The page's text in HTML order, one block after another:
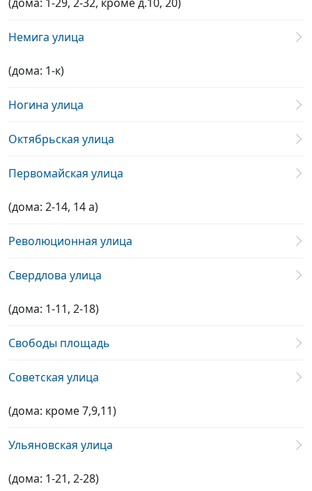
Немига улица
(дома: 1-к)
Ногина улица
Октябрьская улица
Первомайская улица
(дома: 2-14, 14 а)
Революционная улица
Свердлова улица
(дома: 1-11, 2-18)
Свободы площадь
Советская улица
(дома: кроме 7,9,11)
Ульяновская улица
(дома: 1-21, 2-28)